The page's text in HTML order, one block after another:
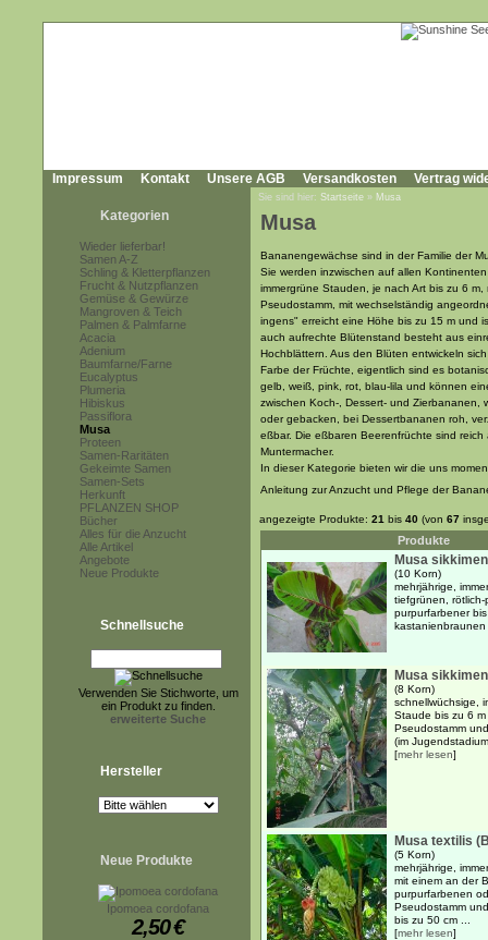
Impressum Kontakt Unsere AGB Versandkosten Vertrag
Kategorien
Wieder lieferbar!
Samen A-Z
Schling & Kletterpflanzen
Frucht & Nutzpflanzen
Gemüse & Gewürze
Mangroven & Teich
Palmen & Palmfarne
Acacia
Adenium
Baumfarne/Farne
Eucalyptus
Plumeria
Hibiskus
Passiflora
Musa
Proteen
Samen-Raritäten
Gekeimte Samen
Samen-Sets
Herkunft
PFLANZEN SHOP
Bücher
Alles für die Anzucht
Alle Artikel
Angebote
Neue Produkte
Schnellsuche
Verwenden Sie Stichworte, um
ein Produkt zu finden.
erweiterte Suche
Hersteller
Neue Produkte
Ipomoea cordofana
2,50€
Sie sind hier: Startseite » Musa
Musa
Bananengewächse sind in der Familie der
Sie werden inzwischen auf allen
immergrüne Stauden, je nach Art bis zu 6
Pseudostamm, mit wechselständig
ingens" erreicht eine Höhe bis zu 15 m und
auch aufrechte Blütenstand besteht aus
Hochblättern. Aus den Blüten entwickeln
Farbe der Früchte, eigentlich sind es
gelb, weiß, pink, rot, blau-lila und können
zwischen Koch-, Dessert- und
oder gebacken, bei Dessertbananen roh,
eßbar. Die eßbaren Beerenfrüchte sind
Muntermacher.
In dieser Kategorie bieten wir die uns
Anleitung zur Anzucht und Pflege der
angezeigte Produkte: 21 bis 40 (von 67
Produkte
Musa
(10 Korn)
mehrjährige,
tiefgrünen,
purpurfarbener
Musa
(8 Korn)
schnellwüchsige,
Staude bis zu 6
Pseudostamm
(im
[mehr lesen]
Musa textilis
(5 Korn)
mehrjährige,
mit einem an der
purpurfarbenen
Pseudostamm
bis zu 50 cm ...
[mehr lesen]